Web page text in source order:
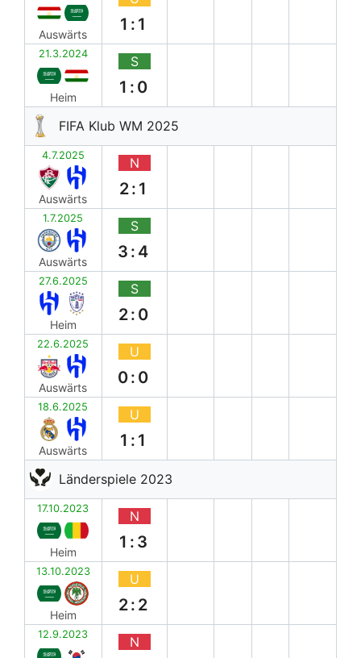
Auswärts
1:1
21.3.2024
Heim
S
1:0
FIFA Klub WM 2025
4.7.2025
Auswärts
N
2:1
1.7.2025
Auswärts
S
3:4
27.6.2025
Heim
S
2:0
22.6.2025
Auswärts
U
0:0
18.6.2025
Auswärts
U
1:1
Länderspiele 2023
17.10.2023
Heim
N
1:3
13.10.2023
Heim
U
2:2
12.9.2023 N